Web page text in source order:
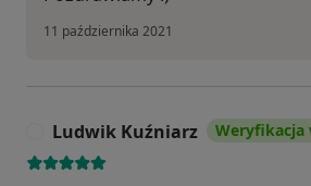
11 października 2021
Ludwik Kuźniarz Weryfikacja